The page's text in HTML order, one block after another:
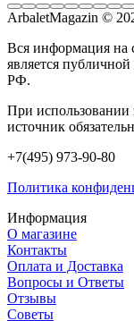
ArbaletMagazin ©
Вся информация на
является
РФ.
При использовании
источник
+7(495) 973-90-80
Политика
Информация
О магазине
Контакты
Оплата и Доставка
Вопросы и Ответы
Отзывы
Советы